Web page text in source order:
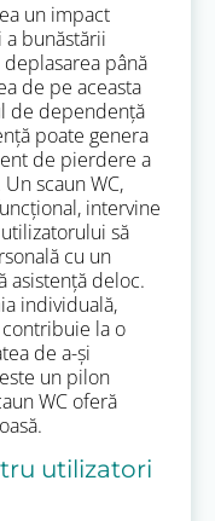
un impact
bunăstării
până
de pe aceasta
de dependență
poate genera
de pierdere a
scaun WC,
intervine
să
cu un
asistență deloc.
individuală,
la o
de a-și
un pilon
WC oferă
utilizatori